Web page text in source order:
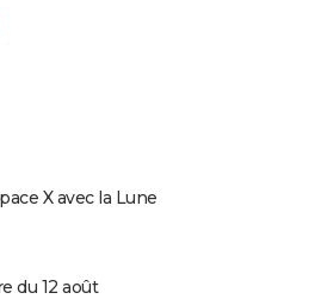
X avec la Lune
du 12 août